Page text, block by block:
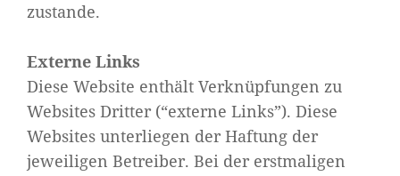
zustande.
Externe Links
Diese Website enthält Verknüpfungen zu
Websites Dritter (“externe Links”). Diese
Websites unterliegen der Haftung der
jeweiligen Betreiber. Bei der erstmaligen